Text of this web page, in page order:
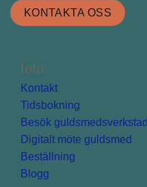
KONTAKTA OSS
Info
Kontakt
Tidsbokning
Besök guldsmedsverkstad
Digitalt möte guldsmed
Beställning
Blogg